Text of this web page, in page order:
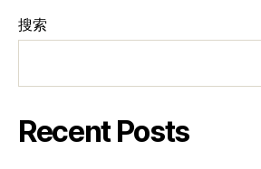
搜索
Recent Posts